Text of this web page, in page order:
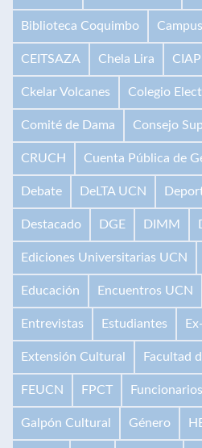
Biblioteca Coquimbo
CEITSAZA Chela Lira CIAP
Ckelar Volcanes Colegio
Comité de Dama Consejo
CRUCH Cuenta Pública de
Debate DeLTA UCN
Destacado DGE DIMM
Ediciones Universitarias UCN
Educación Encuentros UCN
Entrevistas Estudiantes
Extensión Cultural Facultad
FEUCN FPCT Funcionarios
Galpón Cultural Género